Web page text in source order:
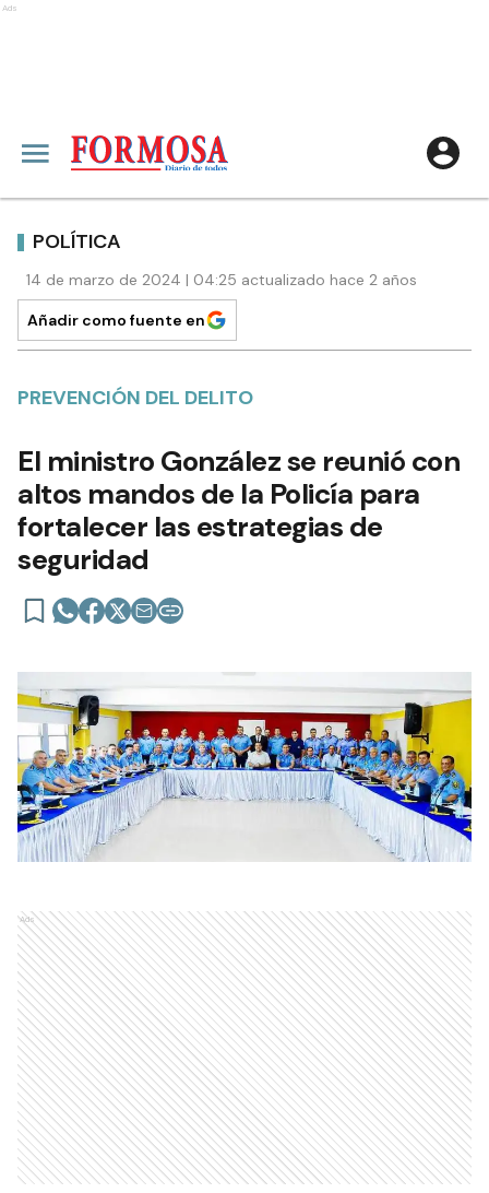
Ads
POLÍTICA
14 de marzo de 2024 | 04:25 actualizado hace 2 años
Añadir como fuente en
PREVENCIÓN DEL DELITO
El ministro González se reunió con
altos mandos de la Policía para
fortalecer las estrategias de
seguridad
Ads